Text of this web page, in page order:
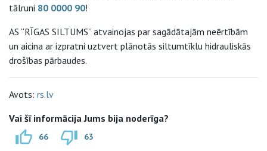
tālruni 80 0000 90!
AS “RĪGAS SILTUMS” atvainojas par sagādātajām neērtībām
un aicina ar izpratni uztvert plānotās siltumtīklu hidrauliskās
drošības pārbaudes.
Avots: rs.lv
Vai šī informācija Jums bija noderīga?
66 63